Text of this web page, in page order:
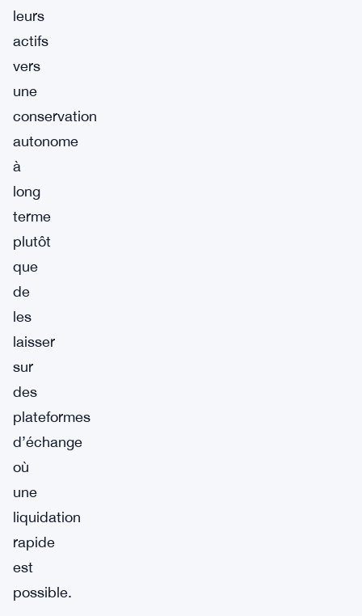
leurs
actifs
vers
une
conservation
autonome
à
long
terme
plutôt
que
de
les
laisser
sur
des
plateformes
d’échange
où
une
liquidation
rapide
est
possible.